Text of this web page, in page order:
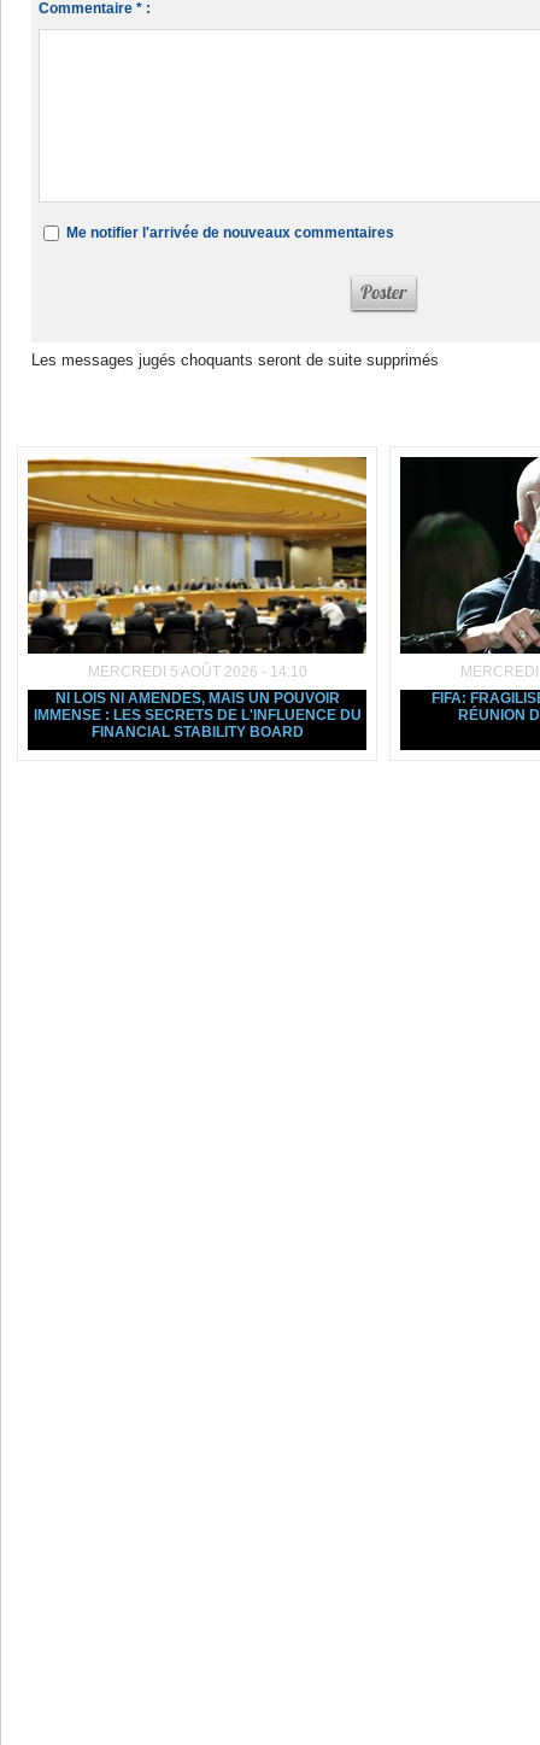
Commentaire * :
Me notifier l'arrivée de nouveaux commentaires
Les messages jugés choquants seront de suite supprimés
MERCREDI 5 AOÛT 2026 - 14:10
NI LOIS NI AMENDES, MAIS UN POUVOIR
IMMENSE : LES SECRETS DE L'INFLUENCE DU
FINANCIAL STABILITY BOARD
FIFA:
RÉUNION